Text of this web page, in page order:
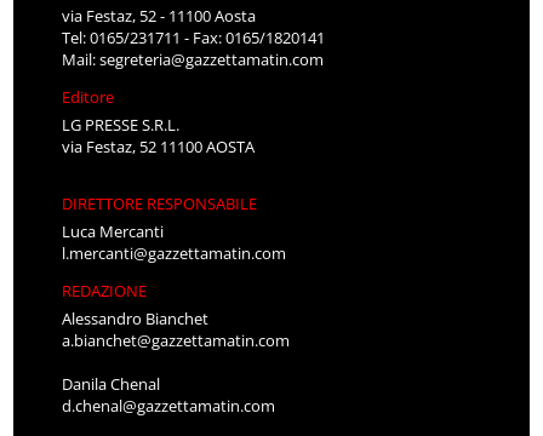
via Festaz, 52 - 11100 Aosta
Tel: 0165/231711 - Fax: 0165/1820141
Mail:segreteria@gazzettamatin.com
Editore
LG PRESSE S.R.L.
via Festaz, 52 11100 AOSTA
DIRETTORE RESPONSABILE
Luca Mercanti
l.mercanti@gazzettamatin.com
REDAZIONE
Alessandro Bianchet
a.bianchet@gazzettamatin.com
Danila Chenal
d.chenal@gazzettamatin.com